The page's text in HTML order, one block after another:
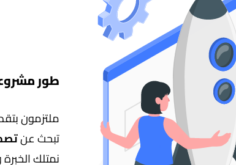
طور
ملتزمون
تبحث عن
نمتلك